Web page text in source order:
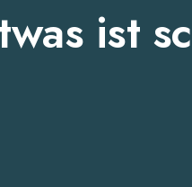
ist